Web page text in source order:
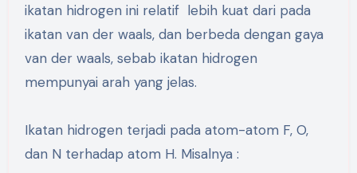
ikatan hidrogen ini relatif lebih kuat dari pada
ikatan van der waals, dan berbeda dengan gaya
van der waals, sebab ikatan hidrogen
mempunyai arah yang jelas.
Ikatan hidrogen terjadi pada atom-atom F, O,
dan N terhadap atom H. Misalnya :